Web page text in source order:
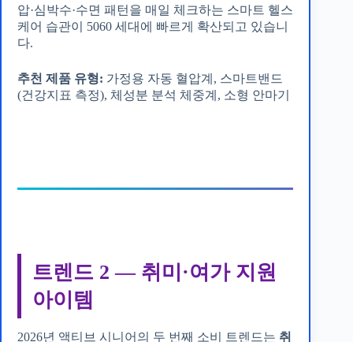
압·심박수·수면 패턴을 매일 체크하는 스마트 헬스
케어 습관이 5060 세대에 빠르게 확산되고 있습니
다.
추천 제품 유형: 가정용 자동 혈압계, 스마트밴드
(건강지표 측정), 체성분 분석 체중계, 소형 안마기
트렌드 2 — 취미·여가 지원
아이템
2026년 액티브 시니어의 두 번째 소비 트렌드는 취